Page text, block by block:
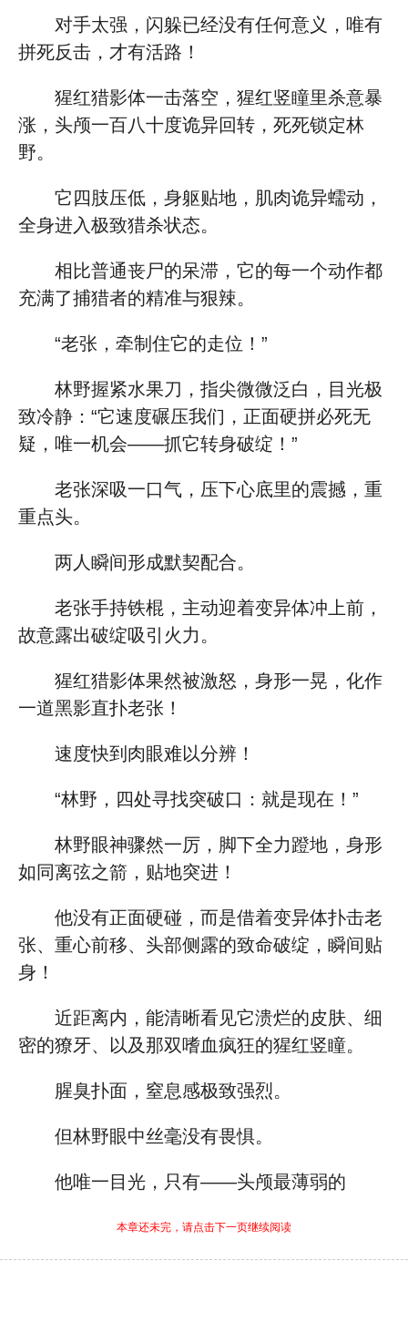
对手太强，闪躲已经没有任何意义，唯有
拼死反击，才有活路！
猩红猎影体一击落空，猩红竖瞳里杀意暴
涨，头颅一百八十度诡异回转，死死锁定林
野。
它四肢压低，身躯贴地，肌肉诡异蠕动，
全身进入极致猎杀状态。
相比普通丧尸的呆滞，它的每一个动作都
充满了捕猎者的精准与狠辣。
“老张，牵制住它的走位！”
林野握紧水果刀，指尖微微泛白，目光极
致冷静：“它速度碾压我们，正面硬拼必死无
疑，唯一机会——抓它转身破绽！”
老张深吸一口气，压下心底里的震撼，重
重点头。
两人瞬间形成默契配合。
老张手持铁棍，主动迎着变异体冲上前，
故意露出破绽吸引火力。
猩红猎影体果然被激怒，身形一晃，化作
一道黑影直扑老张！
速度快到肉眼难以分辨！
“林野，四处寻找突破口：就是现在！”
林野眼神骤然一厉，脚下全力蹬地，身形
如同离弦之箭，贴地突进！
他没有正面硬碰，而是借着变异体扑击老
张、重心前移、头部侧露的致命破绽，瞬间贴
身！
近距离内，能清晰看见它溃烂的皮肤、细
密的獠牙、以及那双嗜血疯狂的猩红竖瞳。
腥臭扑面，窒息感极致强烈。
但林野眼中丝毫没有畏惧。
他唯一目光，只有——头颅最薄弱的
本章还未完，请点击下一页继续阅读